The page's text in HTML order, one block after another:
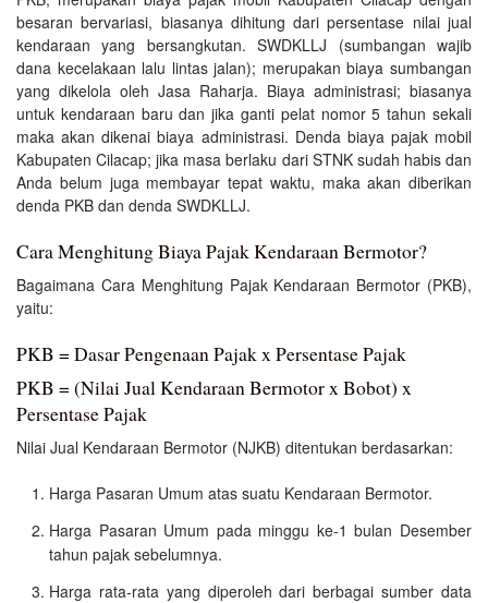
besaran bervariasi, biasanya dihitung dari persentase nilai jual
kendaraan yang bersangkutan. SWDKLLJ (sumbangan wajib
dana kecelakaan lalu lintas jalan); merupakan biaya sumbangan
yang dikelola oleh Jasa Raharja. Biaya administrasi; biasanya
untuk kendaraan baru dan jika ganti pelat nomor 5 tahun sekali
maka akan dikenai biaya administrasi. Denda biaya pajak mobil
Kabupaten Cilacap; jika masa berlaku dari STNK sudah habis dan
Anda belum juga membayar tepat waktu, maka akan diberikan
denda PKB dan denda SWDKLLJ.
Cara Menghitung Biaya Pajak Kendaraan Bermotor?
Bagaimana Cara Menghitung Pajak Kendaraan Bermotor (PKB),
yaitu:
PKB = Dasar Pengenaan Pajak x Persentase Pajak
PKB = (Nilai Jual Kendaraan Bermotor x Bobot) x
Persentase Pajak
Nilai Jual Kendaraan Bermotor (NJKB) ditentukan berdasarkan:
Harga Pasaran Umum atas suatu Kendaraan Bermotor.
Harga Pasaran Umum pada minggu ke-1 bulan Desember
tahun pajak sebelumnya.
Harga rata-rata yang diperoleh dari berbagai sumber data